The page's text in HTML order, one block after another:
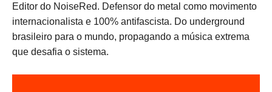
Editor do NoiseRed. Defensor do metal como movimento
internacionalista e 100% antifascista. Do underground
brasileiro para o mundo, propagando a música extrema
que desafia o sistema.
N